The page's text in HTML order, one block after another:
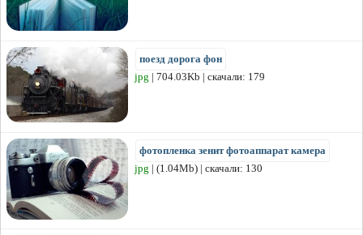
поезд дорога фон
jpg | 704.03Kb | скачали: 179
фотопленка зенит фотоаппарат камера
jpg | (1.04Mb) | скачали: 130